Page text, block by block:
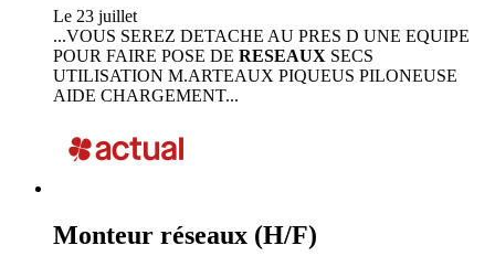
Le 23 juillet
...VOUS SEREZ DETACHE AU PRES D UNE EQUIPE
POUR FAIRE POSE DE RESEAUX SECS
UTILISATION M.ARTEAUX PIQUEUS PILONEUSE
AIDE CHARGEMENT...
Monteur réseaux (H/F)